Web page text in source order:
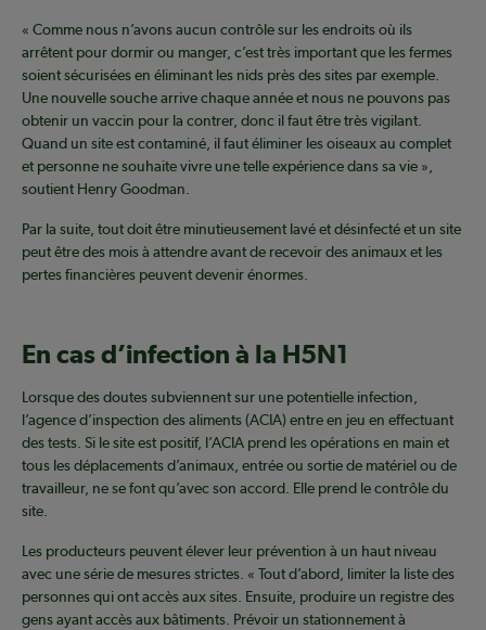
« Comme nous n’avons aucun contrôle sur les endroits où ils
arrêtent pour dormir ou manger, c’est très important que les fermes
soient sécurisées en éliminant les nids près des sites par exemple.
Une nouvelle souche arrive chaque année et nous ne pouvons pas
obtenir un vaccin pour la contrer, donc il faut être très vigilant.
Quand un site est contaminé, il faut éliminer les oiseaux au complet
et personne ne souhaite vivre une telle expérience dans sa vie »,
soutient Henry Goodman.
Par la suite, tout doit être minutieusement lavé et désinfecté et un site
peut être des mois à attendre avant de recevoir des animaux et les
pertes financières peuvent devenir énormes.
En cas d’infection à la H5N1
Lorsque des doutes subviennent sur une potentielle infection,
l’agence d’inspection des aliments (ACIA) entre en jeu en effectuant
des tests. Si le site est positif, l’ACIA prend les opérations en main et
tous les déplacements d’animaux, entrée ou sortie de matériel ou de
travailleur, ne se font qu’avec son accord. Elle prend le contrôle du
site.
Les producteurs peuvent élever leur prévention à un haut niveau
avec une série de mesures strictes. « Tout d’abord, limiter la liste des
personnes qui ont accès aux sites. Ensuite, produire un registre des
gens ayant accès aux bâtiments. Prévoir un stationnement à